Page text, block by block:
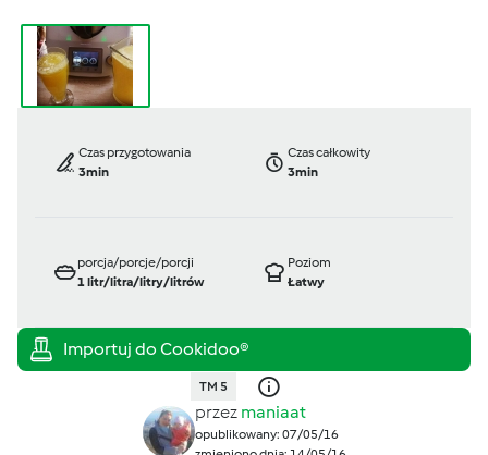
Czas przygotowania
3min
Czas całkowity
3min
porcja/porcje/porcji
1litr/litra/litry/litrów
Poziom
Łatwy
TM 5
przez maniaat
opublikowany: 07/05/16